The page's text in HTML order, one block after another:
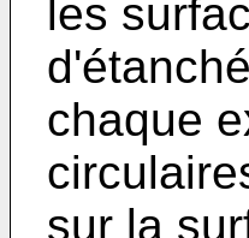
les
chaque
sur la